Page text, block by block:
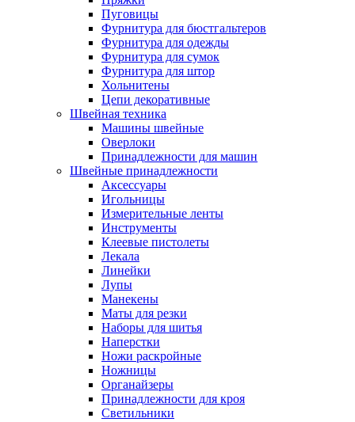
Пуговицы
Фурнитура для бюстгальтеров
Фурнитура для одежды
Фурнитура для сумок
Фурнитура для штор
Хольнитены
Цепи декоративные
Швейная техника
Машины швейные
Оверлоки
Принадлежности для машин
Швейные принадлежности
Аксессуары
Игольницы
Измерительные ленты
Инструменты
Клеевые пистолеты
Лекала
Линейки
Лупы
Манекены
Маты для резки
Наборы для шитья
Наперстки
Ножи раскройные
Ножницы
Органайзеры
Принадлежности для кроя
Светильники